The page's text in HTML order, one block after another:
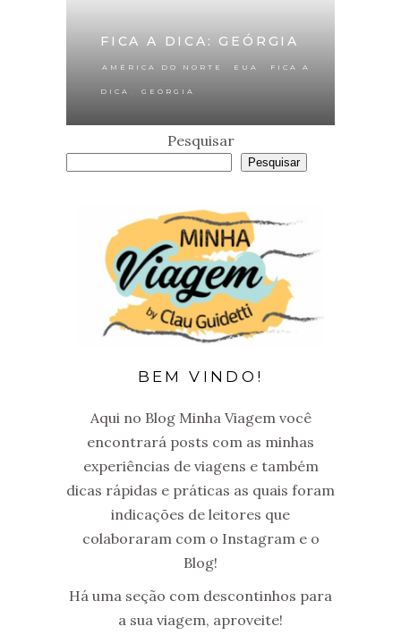
FICA A DICA: GEÓRGIA
AMÉRICA DO NORTE EUA FICA A
DICA GEÓRGIA
Pesquisar
Pesquisar
BEM VINDO!
Aqui no Blog Minha Viagem você
encontrará posts com as minhas
experiências de viagens e também
dicas rápidas e práticas as quais foram
indicações de leitores que
colaboraram com o Instagram e o
Blog!
Há uma seção com descontinhos para
a sua viagem, aproveite!